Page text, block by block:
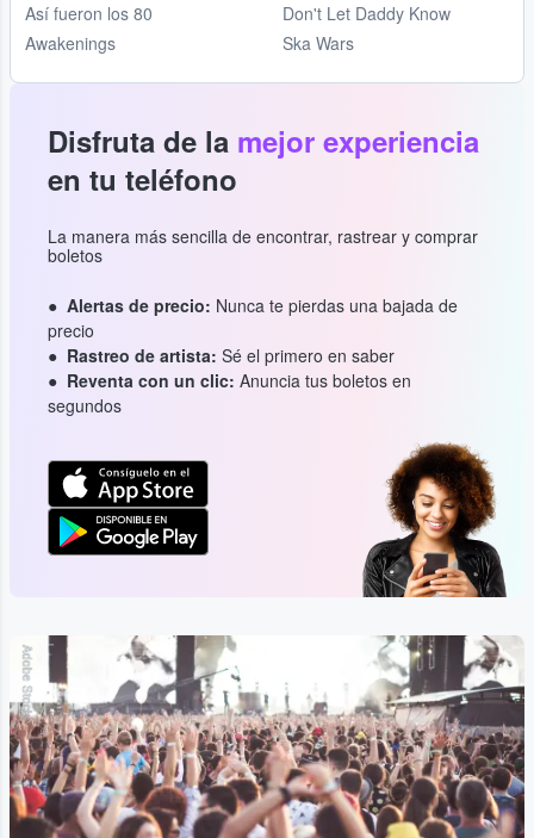
Así fueron los 80
Awakenings
Don't Let Daddy Know
Ska Wars
Disfruta de la mejor experiencia
en tu teléfono
La manera más sencilla de encontrar, rastrear y comprar
boletos
Alertas de precio: Nunca te pierdas una bajada de
precio
Rastreo de artista: Sé el primero en saber
Reventa con un clic: Anuncia tus boletos en
segundos
Adobe Stock